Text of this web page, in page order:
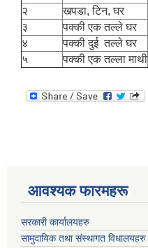
२
खपडा, टिन, घर
३
पक्की एक तल्ले घर
४
पक्की दुई तल्ले घर
५
पक्की एक तल्ला माथी
आवश्यक फारमहरू
सरकारी कार्यालयहरु
सामुदायिक तथा संस्थागत विधालयहरु